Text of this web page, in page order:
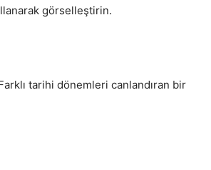
görselleştirin.
tarihi dönemleri canlandıran bir